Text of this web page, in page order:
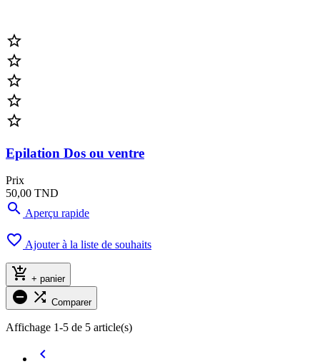





Epilation Dos ou ventre
Prix
50,00 TND
 Aperçu rapide
 Ajouter à la liste de souhaits
 + panier
  Comparer
Affichage 1-5 de 5 article(s)
